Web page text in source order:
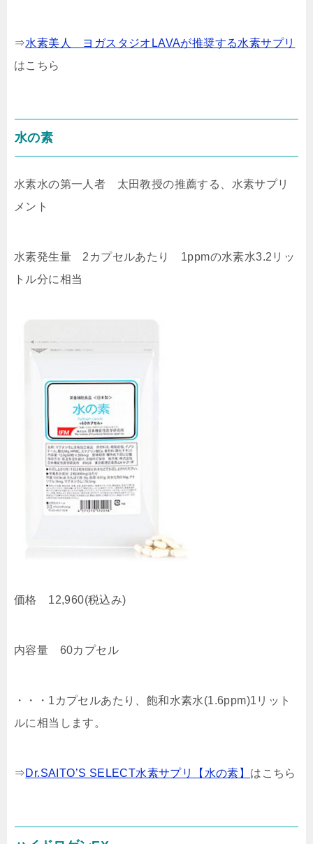
⇒水素美人 ヨガスタジオLAVAが推奨する水素サプリ
はこちら
水の素
水素水の第一人者 太田教授の推薦する、水素サプリ
メント
水素発生量 2カプセルあたり 1ppmの水素水3.2リッ
トル分に相当
価格 12,960(税込み)
内容量 60カプセル
・・・1カプセルあたり、飽和水素水(1.6ppm)1リット
ルに相当します。
⇒Dr.SAITO’S SELECT水素サプリ【水の素】 はこちら